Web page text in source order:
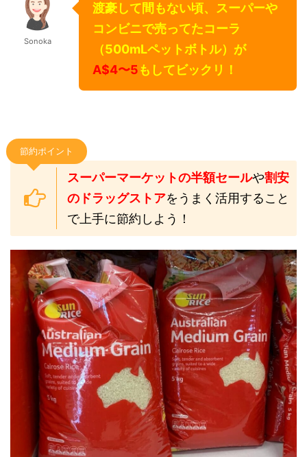
Sonoka
渡豪して間もない頃、スーパーや
コンビニで売ってたコーラ
（500mLペットボトル）が
A$4〜5もしてビックリ！
節約ポイント
スーパーマーケットの半額セールや割安
のドラッグストアをうまく活用すること
で上手に節約しよう！